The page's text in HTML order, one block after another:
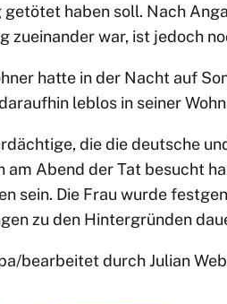
getötet haben soll. Nach
zueinander war, ist jedoch
hatte in der Nacht auf
leblos in seiner
die die deutsche
am Abend der Tat besucht
sein. Die Frau wurde
zu den Hintergründen
bearbeitet durch Julian